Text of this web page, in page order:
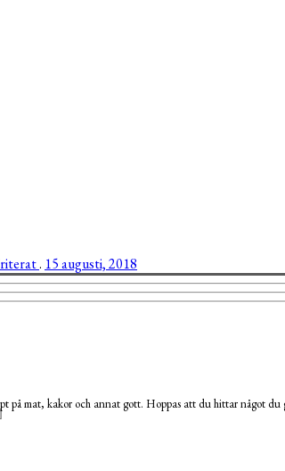
. 15 augusti, 2018
på mat, kakor och annat gott. Hoppas att du hittar något du